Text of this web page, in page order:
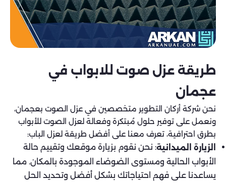
طريقة عزل صوت للابواب في
عجمان
نحن شركة أركان التطوير متخصصين في عزل الصوت بعجمان،
ونعمل على توفير حلول مُبتكرة وفعالة لعزل الصوت للأبواب
بطرق احترافية، تعرف معنا على أفضل طريقة لعزل الباب:
الزيارة الميدانية: نحن نقوم بزيارة موقعك وتقييم حالة
الأبواب الحالية ومستوى الضوضاء الموجودة بالمكان. مما
يساعدنا على فهم احتياجاتك بشكل أفضل وتحديد الحل